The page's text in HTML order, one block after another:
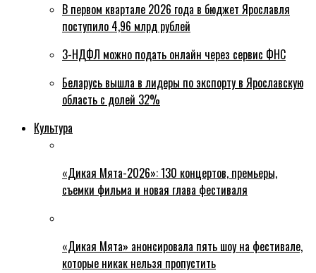
В первом квартале 2026 года в бюджет Ярославля
поступило 4,96 млрд рублей
3-НДФЛ можно подать онлайн через сервис ФНС
Беларусь вышла в лидеры по экспорту в Ярославскую
область с долей 32%
Культура
«Дикая Мята-2026»: 130 концертов, премьеры,
съемки фильма и новая глава фестиваля
«Дикая Мята» анонсировала пять шоу на фестивале,
которые никак нельзя пропустить